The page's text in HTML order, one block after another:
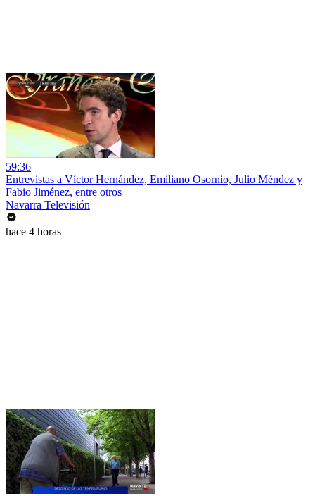
59:36
Entrevistas a Víctor Hernández, Emiliano Osornio, Julio Méndez y
Fabio Jiménez, entre otros
Navarra Televisión
hace 4 horas